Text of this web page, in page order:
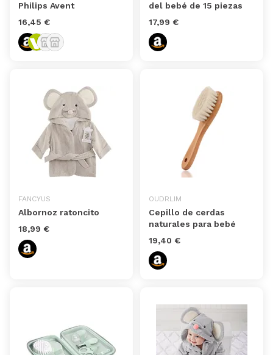
Philips Avent
16,45 €
del bebé de 15 piezas
17,99 €
FANCYUS
Albornoz ratoncito
18,99 €
OUDRLIM
Cepillo de cerdas
naturales para bebé
19,40 €